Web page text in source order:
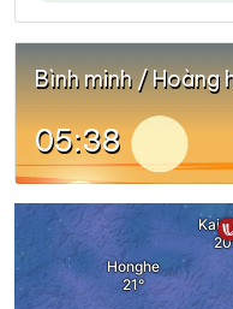
Bình minh / Hoàng
05:38